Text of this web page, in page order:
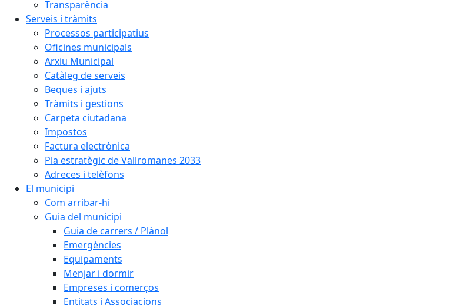
Transparència
Serveis i tràmits
Processos participatius
Oficines municipals
Arxiu Municipal
Catàleg de serveis
Beques i ajuts
Tràmits i gestions
Carpeta ciutadana
Impostos
Factura electrònica
Pla estratègic de Vallromanes 2033
Adreces i telèfons
El municipi
Com arribar-hi
Guia del municipi
Guia de carrers / Plànol
Emergències
Equipaments
Menjar i dormir
Empreses i comerços
Entitats i Associacions